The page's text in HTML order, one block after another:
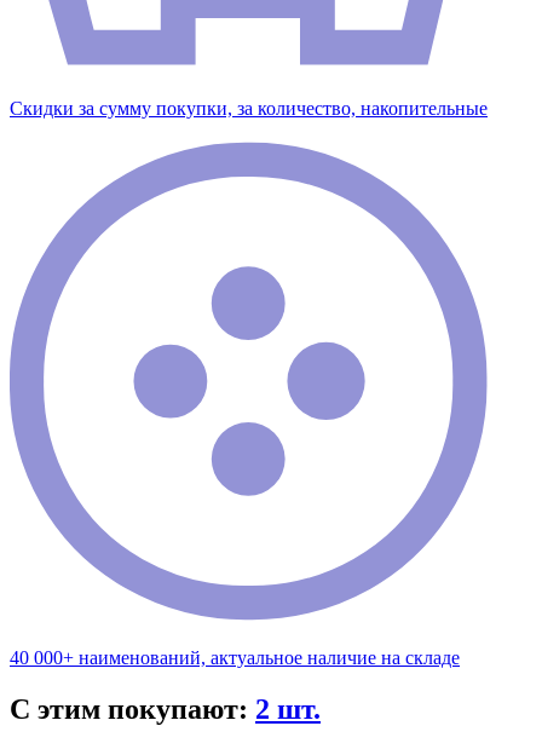
Скидки за сумму покупки, за количество, накопительные
40 000+ наименований, актуальное наличие на складе
С этим покупают: 2 шт.